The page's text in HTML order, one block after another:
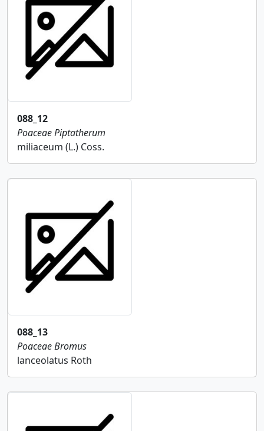
088_12
PoaceaePiptatherum
miliaceum (L.) Coss.
088_13
PoaceaeBromus
lanceolatus Roth